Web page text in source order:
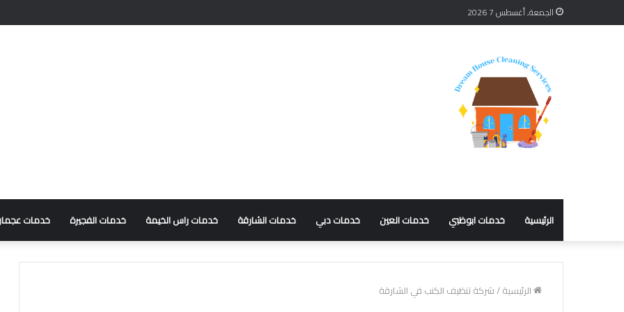
الجمعة, أغسطس 7 2026
الرئيسية خدمات ابوظبي خدمات العين خدمات دبي خدمات الشارقة خدمات راس الخيمة خدمات الفجيرة خدمات
الرئيسية/شركة تنظيف الكنب في الشارقة